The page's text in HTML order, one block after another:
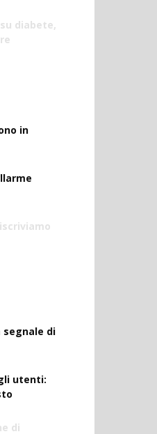
diabete,
in
segnale di
utenti:
di